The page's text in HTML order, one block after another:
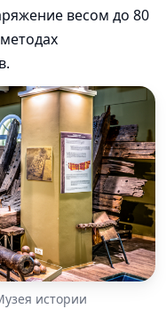
весом до 80
истории